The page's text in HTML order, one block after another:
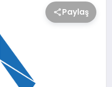
Paylaş